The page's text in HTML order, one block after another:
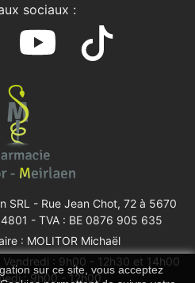
sur ce site, vous acceptez
sociaux :
SRL - Rue Jean Chot, 72 à 5670
- TVA : BE 0876 905 635
: MOLITOR Michaël
: 9h00 - 12h30 et 14h00
: 9h00 - 12h00